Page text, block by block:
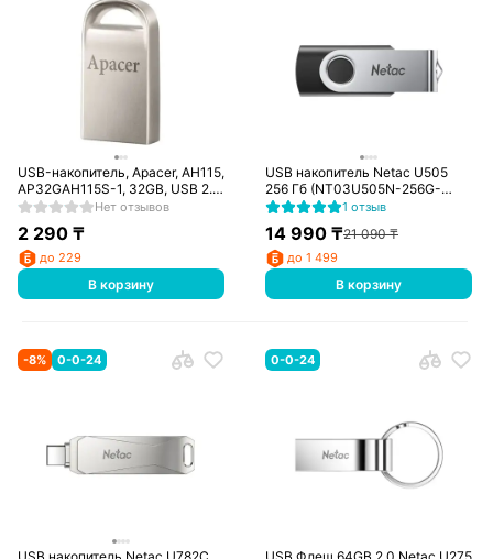
USB-накопитель, Apacer, AH115,
AP32GAH115S-1, 32GB, USB 2.0,
Серый
Нет отзывов
2 290₸
до 229
В корзину
USB накопитель Netac U505
256 Гб (NT03U505N-256G-
30BK)
1 отзыв
14 990 ₸21 090₸
до 1 499
В корзину
-8% 0-0-24 0-0-24